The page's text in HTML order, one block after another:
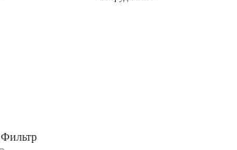
Фильтр